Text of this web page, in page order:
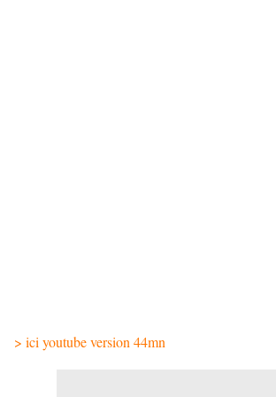
> ici youtube version 44mn